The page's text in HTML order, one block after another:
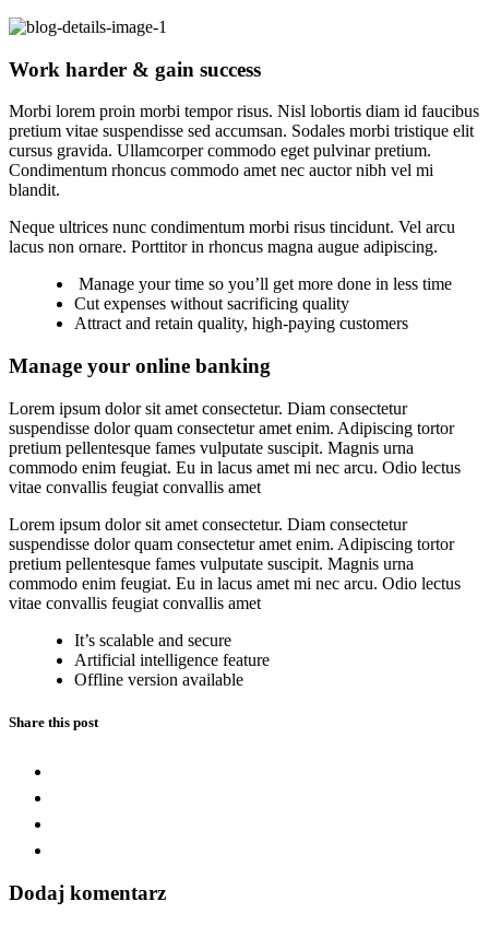
Work harder & gain success
Morbi lorem proin morbi tempor risus. Nisl lobortis diam id faucibus
pretium vitae suspendisse sed accumsan. Sodales morbi tristique elit
cursus gravida. Ullamcorper commodo eget pulvinar pretium.
Condimentum rhoncus commodo amet nec auctor nibh vel mi
blandit.
Neque ultrices nunc condimentum morbi risus tincidunt. Vel arcu
lacus non ornare. Porttitor in rhoncus magna augue adipiscing.
Manage your time so you’ll get more done in less time
Cut expenses without sacrificing quality
Attract and retain quality, high-paying customers
Manage your online banking
Lorem ipsum dolor sit amet consectetur. Diam consectetur
suspendisse dolor quam consectetur amet enim. Adipiscing tortor
pretium pellentesque fames vulputate suscipit. Magnis urna
commodo enim feugiat. Eu in lacus amet mi nec arcu. Odio lectus
vitae convallis feugiat convallis amet
Lorem ipsum dolor sit amet consectetur. Diam consectetur
suspendisse dolor quam consectetur amet enim. Adipiscing tortor
pretium pellentesque fames vulputate suscipit. Magnis urna
commodo enim feugiat. Eu in lacus amet mi nec arcu. Odio lectus
vitae convallis feugiat convallis amet
It’s scalable and secure
Artificial intelligence feature
Offline version available
Share this post
Dodaj komentarz